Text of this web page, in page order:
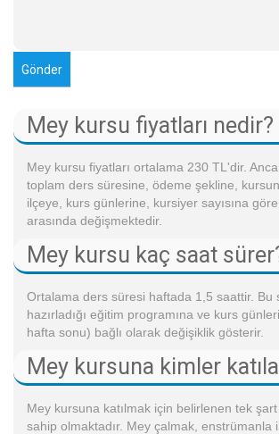
Mey kursu fiyatları nedir?
Mey kursu fiyatları ortalama 230 TL'dir.
toplam ders süresine, ödeme şekline,
ilçeye, kurs günlerine, kursiyer sayısına
arasında değişmektedir.
Mey kursu kaç saat
Ortalama ders süresi haftada 1,5 saattir. Bu
hazırladığı eğitim programına ve kurs
hafta sonu) bağlı olarak değişiklik gösterir.
Mey kursuna kimler
Mey kursuna katılmak için belirlenen tek
sahip olmaktadır. Mey çalmak, enstrümanla